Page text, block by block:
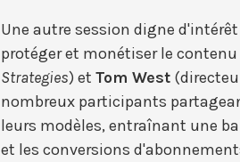
Une autre session digne
protéger et monétiser le contenu
Strategies) et Tom West
nombreux participants
leurs modèles, entraînant une
et les conversions